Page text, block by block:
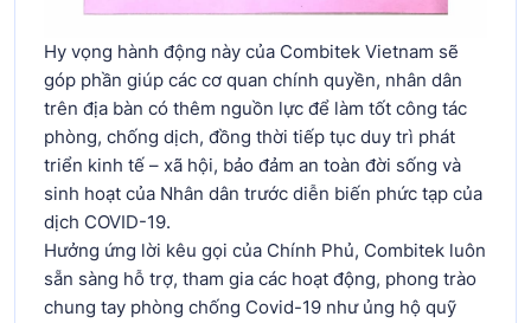
Hy vọng hành động này của Combitek Vietnam sẽ
góp phần giúp các cơ quan chính quyền, nhân dân
trên địa bàn có thêm nguồn lực để làm tốt công tác
phòng, chống dịch, đồng thời tiếp tục duy trì phát
triển kinh tế – xã hội, bảo đảm an toàn đời sống và
sinh hoạt của Nhân dân trước diễn biến phức tạp của
dịch COVID-19.
Hưởng ứng lời kêu gọi của Chính Phủ, Combitek luôn
sẵn sàng hỗ trợ, tham gia các hoạt động, phong trào
chung tay phòng chống Covid-19 như ủng hộ quỹ